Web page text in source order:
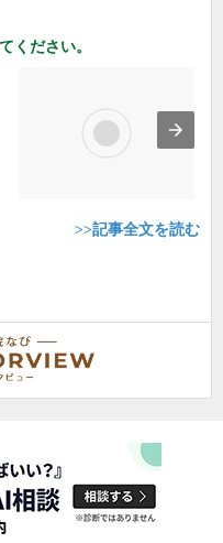
ください。
>>記事全文を読む